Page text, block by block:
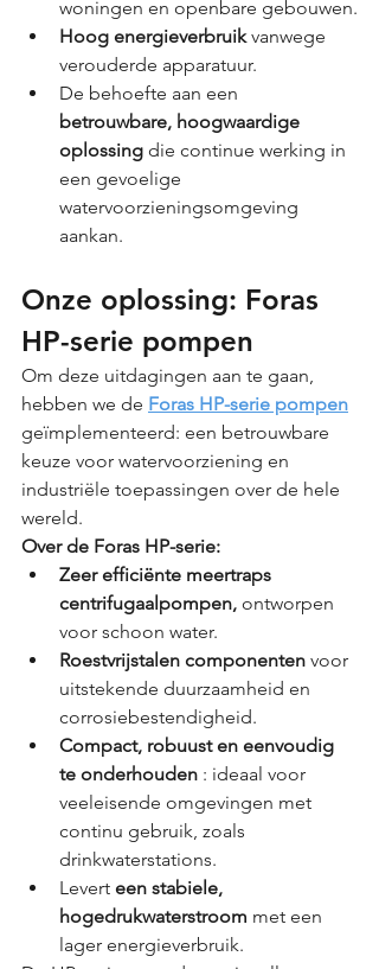
woningen en openbare gebouwen.
Hoog energieverbruik vanwege
verouderde apparatuur.
De behoefte aan een
betrouwbare, hoogwaardige
oplossing die continue werking in
een gevoelige
watervoorzieningsomgeving
aankan.
Onze oplossing: Foras
HP-serie pompen
Om deze uitdagingen aan te gaan,
hebben we de Foras HP-serie pompen
geïmplementeerd: een betrouwbare
keuze voor watervoorziening en
industriële toepassingen over de hele
wereld.
Over de Foras HP-serie:
Zeer efficiënte meertraps
centrifugaalpompen, ontworpen
voor schoon water.
Roestvrijstalen componenten voor
uitstekende duurzaamheid en
corrosiebestendigheid.
Compact, robuust en eenvoudig
te onderhouden : ideaal voor
veeleisende omgevingen met
continu gebruik, zoals
drinkwaterstations.
Levert een stabiele,
hogedrukwaterstroom met een
lager energieverbruik.